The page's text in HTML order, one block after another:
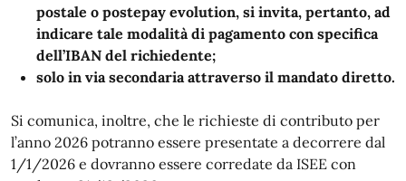
postale o postepay evolution, si invita, pertanto, ad
indicare tale modalità di pagamento con specifica
dell’IBAN del richiedente;
solo in via secondaria attraverso il mandato diretto.
Si comunica, inoltre, che le richieste di contributo per
l’anno 2026 potranno essere presentate a decorrere dal
1/1/2026 e dovranno essere corredate da ISEE con